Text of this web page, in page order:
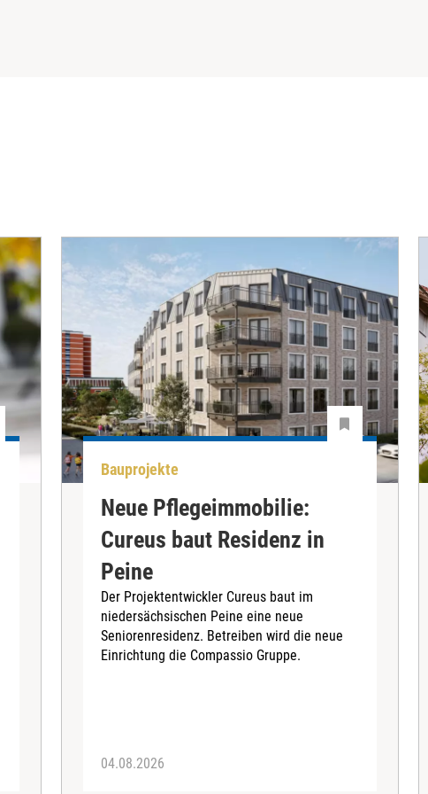
Bauprojekte
Neue Pflegeimmobilie:
Cureus baut Residenz in
Peine
Der Projektentwickler Cureus baut im
niedersächsischen Peine eine neue
Seniorenresidenz. Betreiben wird die neue
Einrichtung die Compassio Gruppe.
04.08.2026